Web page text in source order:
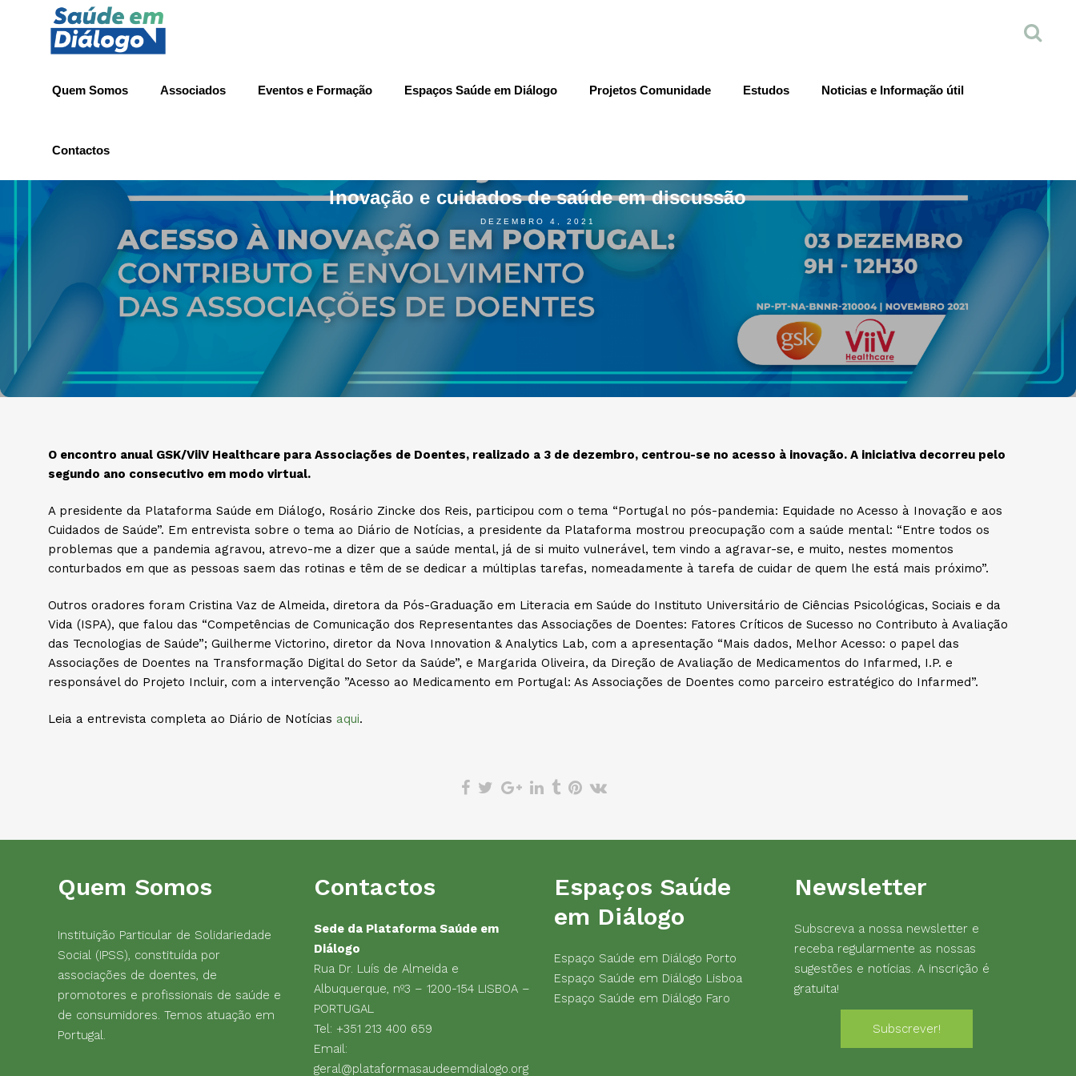
Quem Somos Associados Eventos e Formação Espaços Saúde em Diálogo Projetos Comunidade Estudos Noticias e Informação útil
Contactos
Inovação e cuidados de saúde em discussão
DEZEMBRO 4, 2021
O encontro anual GSK/ViiV Healthcare para Associações de Doentes, realizado a 3 de dezembro, centrou-se no acesso à inovação. A iniciativa decorreu pelo
segundo ano consecutivo em modo virtual.
A presidente da Plataforma Saúde em Diálogo, Rosário Zincke dos Reis, participou com o tema “Portugal no pós-pandemia: Equidade no Acesso à Inovação e aos
Cuidados de Saúde”. Em entrevista sobre o tema ao Diário de Notícias, a presidente da Plataforma mostrou preocupação com a saúde mental: “Entre todos os
problemas que a pandemia agravou, atrevo-me a dizer que a saúde mental, já de si muito vulnerável, tem vindo a agravar-se, e muito, nestes momentos
conturbados em que as pessoas saem das rotinas e têm de se dedicar a múltiplas tarefas, nomeadamente à tarefa de cuidar de quem lhe está mais próximo”.
Outros oradores foram Cristina Vaz de Almeida, diretora da Pós-Graduação em Literacia em Saúde do Instituto Universitário de Ciências Psicológicas, Sociais e da
Vida (ISPA), que falou das “Competências de Comunicação dos Representantes das Associações de Doentes: Fatores Críticos de Sucesso no Contributo à Avaliação
das Tecnologias de Saúde”; Guilherme Victorino, diretor da Nova Innovation & Analytics Lab, com a apresentação “Mais dados, Melhor Acesso: o papel das
Associações de Doentes na Transformação Digital do Setor da Saúde”, e Margarida Oliveira, da Direção de Avaliação de Medicamentos do Infarmed, I.P. e
responsável do Projeto Incluir, com a intervenção ”Acesso ao Medicamento em Portugal: As Associações de Doentes como parceiro estratégico do Infarmed”.
Leia a entrevista completa ao Diário de Notícias aqui.
Quem Somos
Instituição Particular de Solidariedade
Social (IPSS), constituída por
associações de doentes, de
promotores e profissionais de saúde e
de consumidores. Temos atuação em
Portugal.
Contactos
Sede da Plataforma Saúde em
Diálogo
Rua Dr. Luís de Almeida e
Albuquerque, nº3 – 1200-154 LISBOA –
PORTUGAL
Tel: +351 213 400 659
Email:
geral@plataformasaudeemdialogo.org
Espaços Saúde
em Diálogo
Espaço Saúde em Diálogo Porto
Espaço Saúde em Diálogo Lisboa
Espaço Saúde em Diálogo Faro
Newsletter
Subscreva a nossa newsletter e
receba regularmente as nossas
sugestões e notícias. A inscrição é
gratuita!
Subscrever!